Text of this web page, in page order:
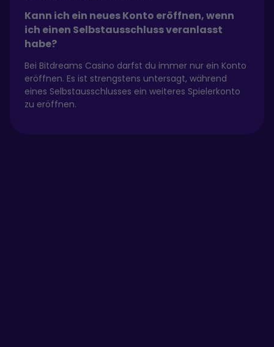
Kann ich ein neues Konto eröffnen, wenn
ich einen Selbstausschluss veranlasst
habe?
Bei Bitdreams Casino darfst du immer nur ein Konto
eröffnen. Es ist strengstens untersagt, während
eines Selbstausschlusses ein weiteres Spielerkonto
zu eröffnen.